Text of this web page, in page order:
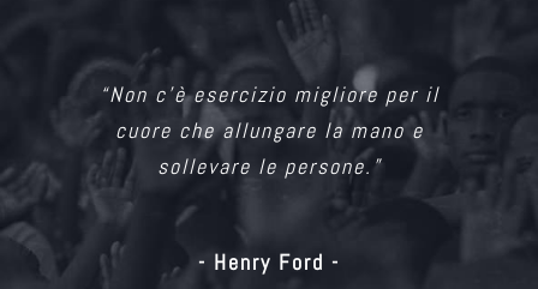
“Non c’è esercizio migliore per il
cuore che allungare la mano e
sollevare le persone.”
- Henry Ford -